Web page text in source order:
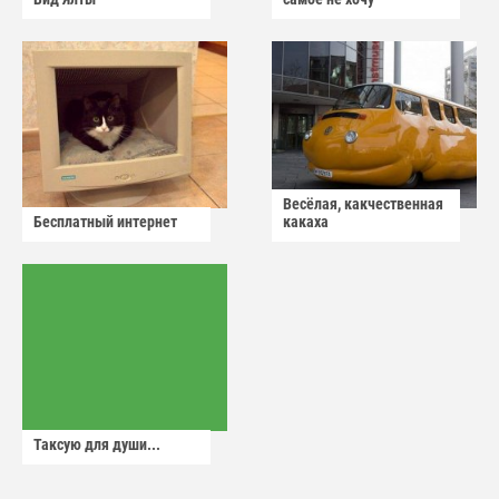
Бесплатный интернет
Весёлая, какчественная
какаха
Таксую для души...